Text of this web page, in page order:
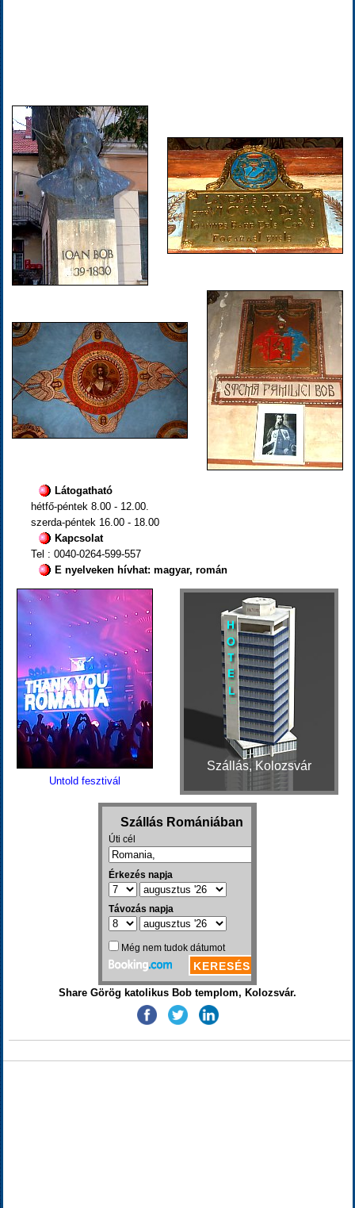
Látogatható
hétfő-péntek 8.00 - 12.00.
szerda-péntek 16.00 - 18.00
Kapcsolat
Tel : 0040-0264-599-557
E nyelveken hívhat: magyar, román
Untold fesztivál
Szállás, Kolozsvár
Share Görög katolikus Bob templom, Kolozsvár.